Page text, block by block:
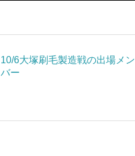
10/6大塚刷毛製造戦の出場メン
バー